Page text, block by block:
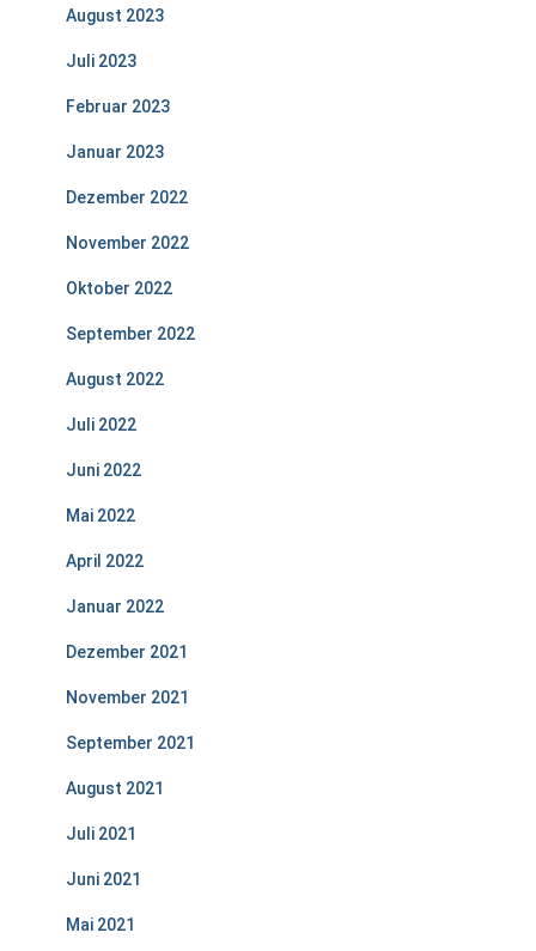
August 2023
Juli 2023
Februar 2023
Januar 2023
Dezember 2022
November 2022
Oktober 2022
September 2022
August 2022
Juli 2022
Juni 2022
Mai 2022
April 2022
Januar 2022
Dezember 2021
November 2021
September 2021
August 2021
Juli 2021
Juni 2021
Mai 2021